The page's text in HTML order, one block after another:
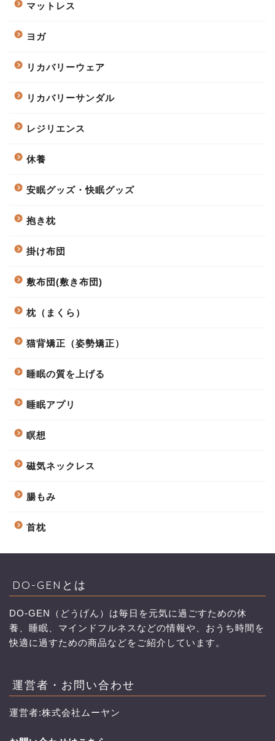
マットレス
ヨガ
リカバリーウェア
リカバリーサンダル
レジリエンス
休養
安眠グッズ・快眠グッズ
抱き枕
掛け布団
敷布団(敷き布団)
枕（まくら）
猫背矯正（姿勢矯正）
睡眠の質を上げる
睡眠アプリ
瞑想
磁気ネックレス
腸もみ
首枕
DO-GENとは
DO-GEN（どうげん）は毎日を元気に過ごすための休
養、睡眠、マインドフルネスなどの情報や、おうち時間を
快適に過すための商品などをご紹介しています。
運営者・お問い合わせ
運営者:株式会社ムーヤン